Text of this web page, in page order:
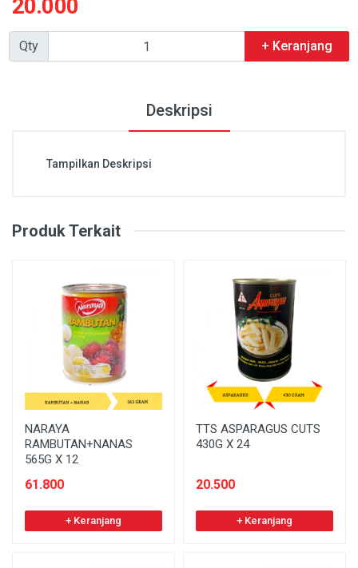
20.000
Qty + Keranjang
Deskripsi
Tampilkan Deskripsi
Produk Terkait
NARAYA
RAMBUTAN+NANAS
565G X 12
61.800
+ Keranjang
TTS ASPARAGUS CUTS
430G X 24
20.500
+ Keranjang